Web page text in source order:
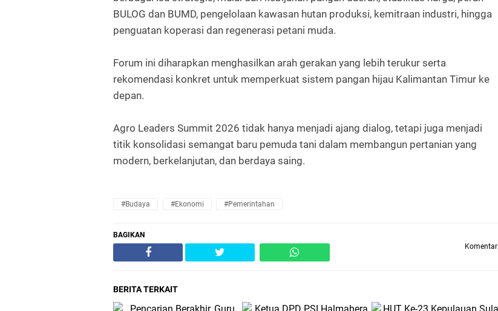
BULOG dan BUMD, pengelolaan kawasan hutan produksi, kemitraan industri, hingga
penguatan koperasi dan regenerasi petani muda.
Forum ini diharapkan menghasilkan arah gerakan yang lebih terukur serta
rekomendasi konkret untuk memperkuat sistem pangan hijau Kalimantan Timur ke
depan.
Agro Leaders Summit 2026 tidak hanya menjadi ajang dialog, tetapi juga menjadi
titik konsolidasi semangat baru pemuda tani dalam membangun pertanian yang
modern, berkelanjutan, dan berdaya saing.
#Budaya #Ekonomi #Pemerintahan
BAGIKAN
Komentar
BERITA TERKAIT